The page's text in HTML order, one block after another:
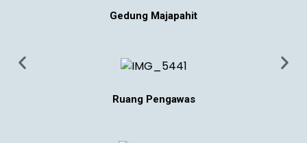
Gedung Majapahit
Ruang Pengawas